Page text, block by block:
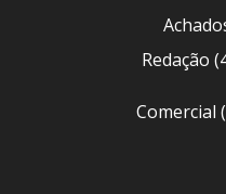
Redação
Comercial